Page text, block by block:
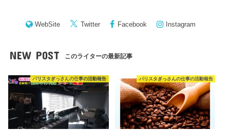
WebSite Twitter Facebook Instagram
NEW POST このライターの最新記事
バリスタぎっさんの仕事の活動報告 バリスタぎっさんの仕事の活動報告